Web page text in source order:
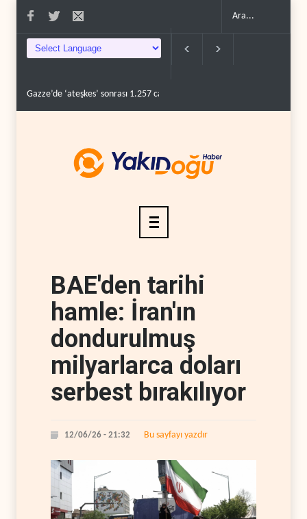
Gazze’de ‘ateşkes’ sonrası 1.257 can kaybı..
BAE'den tarihi
hamle: İran'ın
dondurulmuş
milyarlarca doları
serbest bırakılıyor
12/06/26 - 21:32 Bu sayfayı yazdır